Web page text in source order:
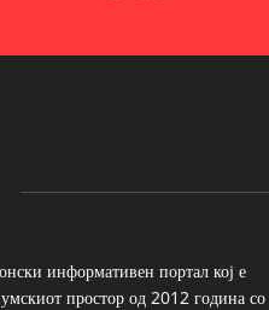
информативен портал кој е
простор од 2012 година